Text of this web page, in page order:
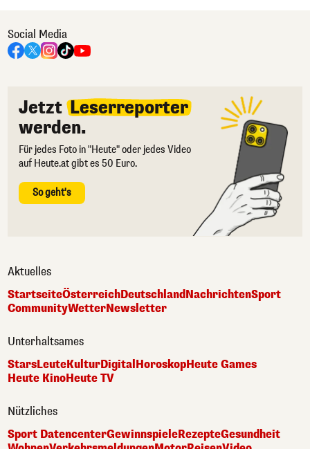
Social Media
Jetzt Leserreporter
werden.
Für jedes Foto in "Heute" oder jedes Video
auf Heute.at gibt es 50 Euro.
So geht's
Aktuelles
StartseiteÖsterreichDeutschlandNachrichtenSport
CommunityWetterNewsletter
Unterhaltsames
StarsLeuteKulturDigital HoroskopHeute Games
Heute KinoHeute TV
Nützliches
Sport DatencenterGewinnspieleRezepteGesundheit